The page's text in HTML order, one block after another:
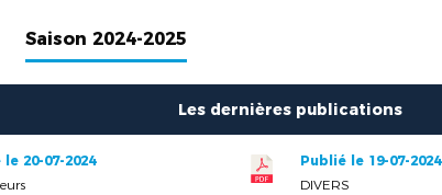
Saison 2024-2025
Les dernières publications
20-07-2024
Publié le 19-07-2024
DIVERS